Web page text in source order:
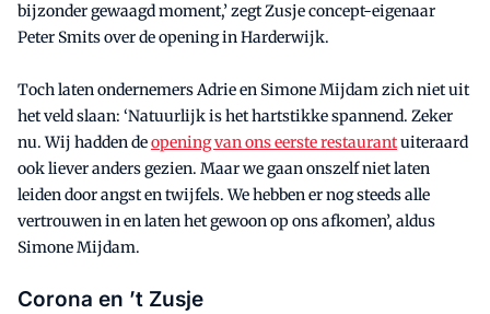
bijzonder gewaagd moment,’ zegt Zusje concept-eigenaar
Peter Smits over de opening in Harderwijk.
Toch laten ondernemers Adrie en Simone Mijdam zich niet uit
het veld slaan: ‘Natuurlijk is het hartstikke spannend. Zeker
nu. Wij hadden deopening van ons eerste restaurantuiteraard
ook liever anders gezien. Maar we gaan onszelf niet laten
leiden door angst en twijfels. We hebben er nog steeds alle
vertrouwen in en laten het gewoon op ons afkomen’, aldus
Simone Mijdam.
Corona en ’t Zusje